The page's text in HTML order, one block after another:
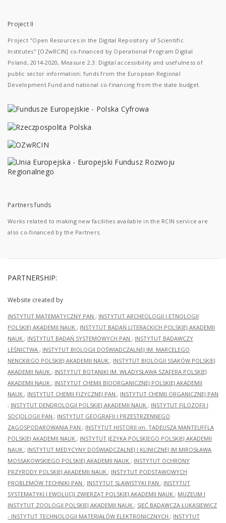
Project II
Project "Open Resources in the Digital Repository of Scientific
Institutes" [OZwRCIN] co-financed by Operational Program Digital
Poland, 2014-2020, Measure 2.3: Digital accessibility and usefulness of
public sector information; funds from the European Regional
Development Fund and national co-financing from the state budget.
Partners funds
Works related to making new facilities available in the RCIN service are
also co-financed by the Partners.
PARTNERSHIP:
Website created by
INSTYTUT MATEMATYCZNY PAN ; INSTYTUT ARCHEOLOGII I ETNOLOGII
POLSKIEJ AKADEMII NAUK ; INSTYTUT BADAŃ LITERACKICH POLSKIEJ AKADEMII
NAUK ; INSTYTUT BADAŃ SYSTEMOWYCH PAN ; INSTYTUT BADAWCZY
LEŚNICTWA ; INSTYTUT BIOLOGII DOŚWIADCZALNEJ IM. MARCELEGO
NENCKIEGO POLSKIEJ AKADEMII NAUK ; INSTYTUT BIOLOGII SSAKÓW POLSKIEJ
AKADEMII NAUK ; INSTYTUT BOTANIKI IM. WŁADYSŁAWA SZAFERA POLSKIEJ
AKADEMII NAUK ; INSTYTUT CHEMII BIOORGANICZNEJ POLSKIEJ AKADEMII
NAUK ; INSTYTUT CHEMII FIZYCZNEJ PAN ; INSTYTUT CHEMII ORGANICZNEJ PAN
; INSTYTUT DENDROLOGII POLSKIEJ AKADEMII NAUK ; INSTYTUT FILOZOFII I
SOCJOLOGII PAN ; INSTYTUT GEOGRAFII I PRZESTRZENNEGO
ZAGOSPODAROWANIA PAN ; INSTYTUT HISTORII im. TADEUSZA MANTEUFFLA
POLSKIEJ AKADEMII NAUK ; INSTYTUT JĘZYKA POLSKIEGO POLSKIEJ AKADEMII
NAUK ; INSTYTUT MEDYCYNY DOŚWIADCZALNEJ I KLINICZNEJ IM.MIROSŁAWA
MOSSAKOWSKIEGO POLSKIEJ AKADEMII NAUK ; INSTYTUT OCHRONY
PRZYRODY POLSKIEJ AKADEMII NAUK ; INSTYTUT PODSTAWOWYCH
PROBLEMÓW TECHNIKI PAN ; INSTYTUT SLAWISTYKI PAN ; INSTYTUT
SYSTEMATYKI I EWOLUCJI ZWIERZĄT POLSKIEJ AKADEMII NAUK ; MUZEUM I
INSTYTUT ZOOLOGII POLSKIEJ AKADEMII NAUK ; SIEĆ BADAWCZA ŁUKASIEWICZ
- INSTYTUT TECHNOLOGII MATERIAŁÓW ELEKTRONICZNYCH ; INSTYTUT